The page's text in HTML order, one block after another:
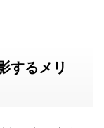
するメリ